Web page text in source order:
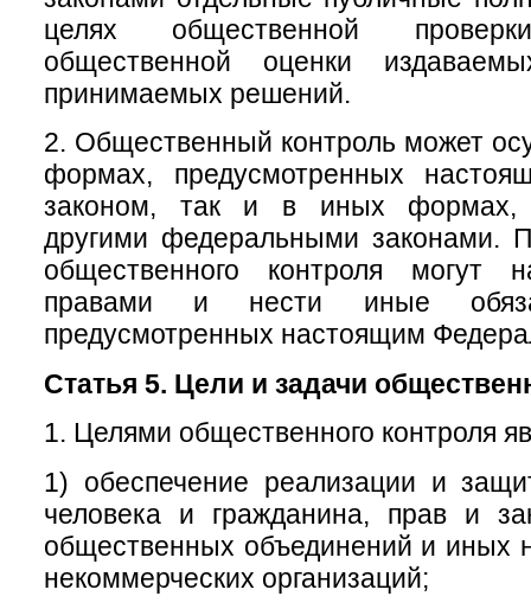
целях общественной
общественной оценки
принимаемых решений.
2. Общественный контроль может
формах, предусмотренных
законом, так и в иных формах,
другими федеральными законами.
общественного контроля могут
правами и нести иные
предусмотренных настоящим
Статья 5. Цели и задачи
1. Целями общественного контроля
1) обеспечение реализации и
человека и гражданина, прав и
общественных объединений и иных
некоммерческих организаций;